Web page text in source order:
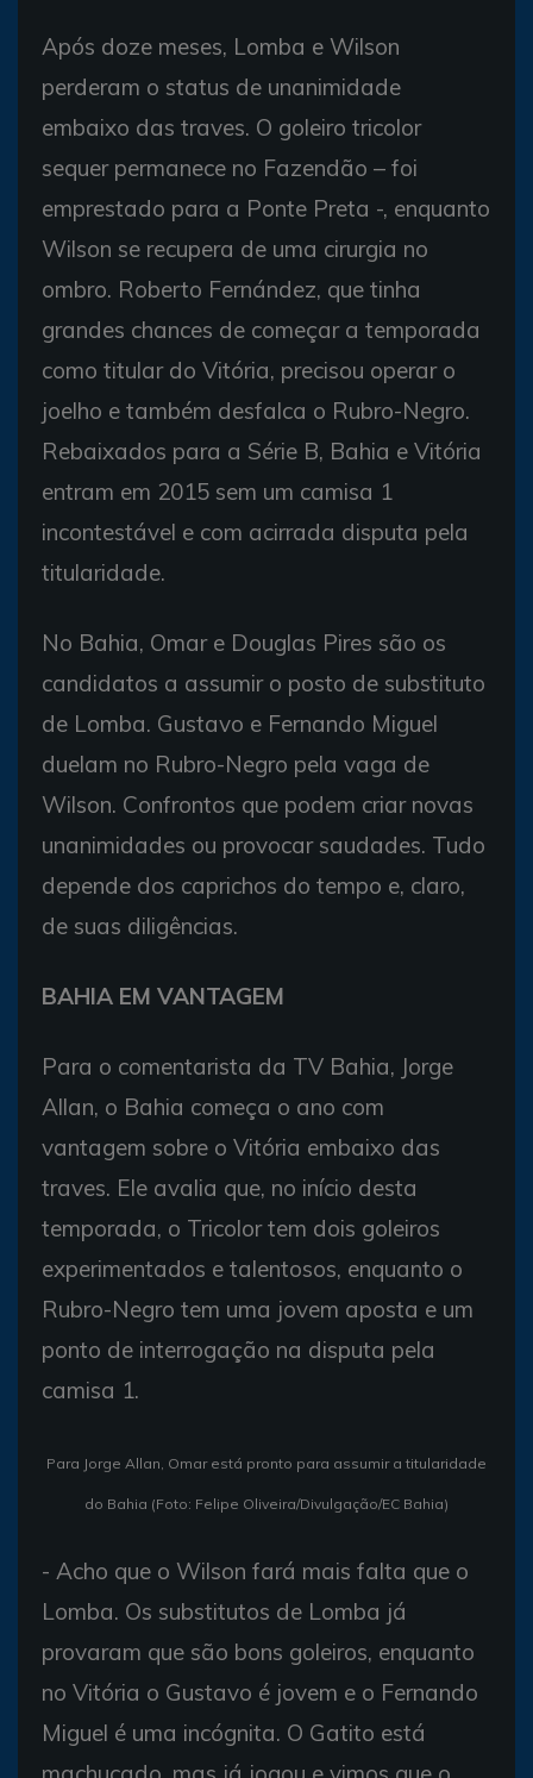
Após doze meses, Lomba e Wilson
perderam o status de unanimidade
embaixo das traves. O goleiro tricolor
sequer permanece no Fazendão – foi
emprestado para a Ponte Preta -, enquanto
Wilson se recupera de uma cirurgia no
ombro. Roberto Fernández, que tinha
grandes chances de começar a temporada
como titular do Vitória, precisou operar o
joelho e também desfalca o Rubro-Negro.
Rebaixados para a Série B, Bahia e Vitória
entram em 2015 sem um camisa 1
incontestável e com acirrada disputa pela
titularidade.
No Bahia, Omar e Douglas Pires são os
candidatos a assumir o posto de substituto
de Lomba. Gustavo e Fernando Miguel
duelam no Rubro-Negro pela vaga de
Wilson. Confrontos que podem criar novas
unanimidades ou provocar saudades. Tudo
depende dos caprichos do tempo e, claro,
de suas diligências.
BAHIA EM VANTAGEM
Para o comentarista da TV Bahia, Jorge
Allan, o Bahia começa o ano com
vantagem sobre o Vitória embaixo das
traves. Ele avalia que, no início desta
temporada, o Tricolor tem dois goleiros
experimentados e talentosos, enquanto o
Rubro-Negro tem uma jovem aposta e um
ponto de interrogação na disputa pela
camisa 1.
Para Jorge Allan, Omar está pronto para assumir a titularidade
do Bahia (Foto: Felipe Oliveira/Divulgação/EC Bahia)
- Acho que o Wilson fará mais falta que o
Lomba. Os substitutos de Lomba já
provaram que são bons goleiros, enquanto
no Vitória o Gustavo é jovem e o Fernando
Miguel é uma incógnita. O Gatito está